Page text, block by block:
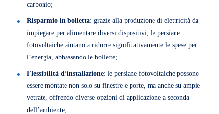
carbonio;
Risparmio in bolletta: grazie alla produzione di elettricità da
impiegare per alimentare diversi dispositivi, le persiane
fotovoltaiche aiutano a ridurre significativamente le spese per
l’energia, abbassando le bollette;
Flessibilità d’installazione: le persiane fotovoltaiche possono
essere montate non solo su finestre e porte, ma anche su ampie
vetrate, offrendo diverse opzioni di applicazione a seconda
dell’ambiente;